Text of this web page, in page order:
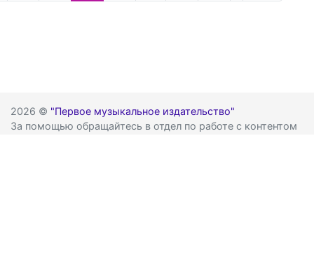
2026 © "Первое музыкальное издательство"
За помощью обращайтесь в отдел по работе с контентом